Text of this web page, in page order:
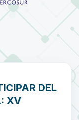
DEL
XV